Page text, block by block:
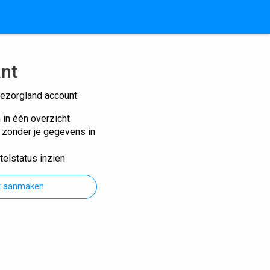
account:
één overzicht
je gegevens in
inzien